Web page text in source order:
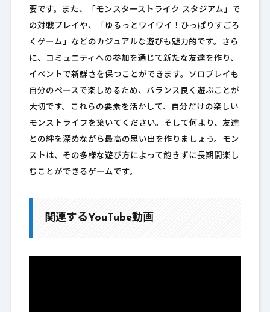
要です。また、「モンスターストライク スタジアム」で
の対戦プレイや、「ゆるっとワイワイ！ひっぱりすごろ
くゲーム」などのカジュアルな遊びも魅力的です。さら
に、コミュニティへの参加を通じて新たな友達を作り、
イベントで新鮮さを保つことができます。ソロプレイも
自分のペースで楽しめるため、バランス良く遊ぶことが
大切です。これらの要素を活かして、自分だけの楽しい
モンストライフを築いてください。そして何より、友達
との絆を深めながら最高の思い出を作りましょう。モン
ストは、その多様な遊び方によって飽きずに長期間楽し
むことができるゲームです。
関連するYouTube動画